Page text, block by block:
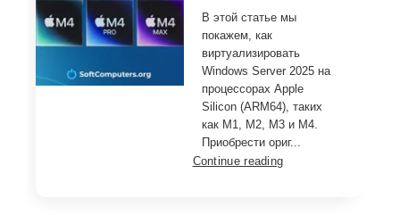
В этой статье мы
покажем, как
виртуализировать
Windows Server 2025 на
процессорах Apple
Silicon (ARM64), таких
как M1, M2, M3 и M4.
Приобрести ориг...
Continue reading